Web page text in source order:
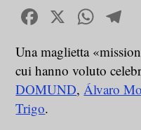
Facebook
X
Una maglietta
cui hanno voluto
DOMUND, Álvaro
Trigo.